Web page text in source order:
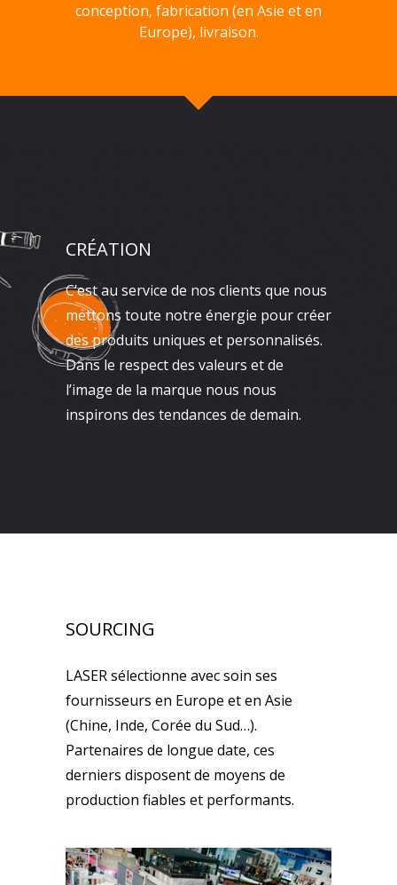
conception, fabrication (en Asie et en
Europe), livraison.
CRÉATION
C’est au service de nos clients que nous
mettons toute notre énergie pour créer
des produits uniques et personnalisés.
Dans le respect des valeurs et de
l’image de la marque nous nous
inspirons des tendances de demain.
SOURCING
LASER sélectionne avec soin ses
fournisseurs en Europe et en Asie
(Chine, Inde, Corée du Sud…).
Partenaires de longue date, ces
derniers disposent de moyens de
production fiables et performants.